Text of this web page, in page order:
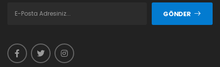
GÖNDER